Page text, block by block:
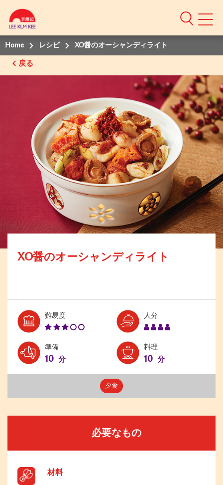
Home レシピ XO醤のオーシャンディライト
戻る
XO醤のオーシャンディライト
難易度Level:
3
人分Serves:
準備
10 分
料理
10 分
夕食
必要なもの
材料